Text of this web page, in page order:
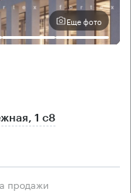
Еще фото
1 с8
продажи